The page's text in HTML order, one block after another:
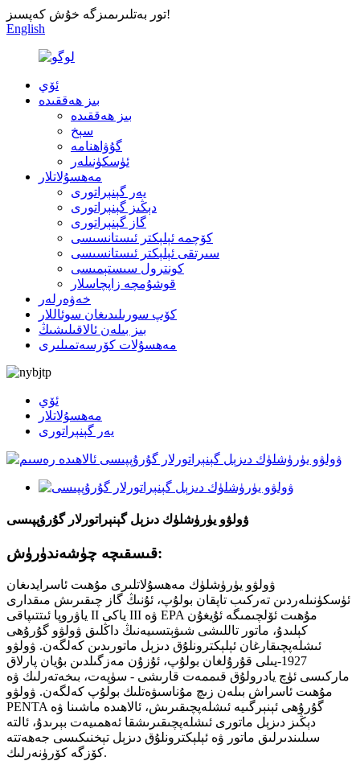
تور بەتلىرىمىزگە خۇش كەپسىز!
English
ئۆي
بىز ھەققىدە
بىز ھەققىدە
سېخ
گۇۋاھنامە
ئۈسكۈنىلەر
مەھسۇلاتلار
يەر گېنېراتورى
دېڭىز گېنېراتورى
گاز گېنېراتورى
كۆچمە ئېلېكتر ئىستانسىسى
سىرتقى ئېلېكتر ئىستانسىسى
كونترول سىستېمىسى
قوشۇمچە زاپچاسلار
خەۋەرلەر
كۆپ سورىلىدىغان سوئاللار
بىز بىلەن ئالاقىلىشىڭ
مەھسۇلات كۆرسەتمىلىرى
ئۆي
مەھسۇلاتلار
يەر گېنېراتورى
ۋولۋو يۈرۈشلۈك دىزېل گېنېراتورلار گۇرۇپپىسى
قىسقىچە چۈشەندۈرۈش:
ۋولۋو يۈرۈشلۈك مەھسۇلاتلىرى مۇھىت ئاسرايدىغان
ئۈسكۈنىلەردىن تەركىب تاپقان بولۇپ، ئۇنىڭ گاز چىقىرىش مىقدارى
ياۋروپا ئىتتىپاقى II ياكى III ۋە EPA مۇھىت ئۆلچىمىگە ئۇيغۇن
كېلىدۇ، ماتور تاللىشى شىۋېتسىيەنىڭ داڭلىق ۋولۋو گۇرۇھى
ئىشلەپچىقارغان ئېلېكترونلۇق دىزېل ماتورىدىن كەلگەن. ۋولۋو
1927-يىلى قۇرۇلغان بولۇپ، ئۇزۇن مەزگىلدىن بۇيان پارلاق
ماركىسى ئۈچ يادرولۇق قىممەت قارىشى - سۈپەت، بىخەتەرلىك ۋە
مۇھىت ئاسراش بىلەن زىچ مۇناسىۋەتلىك بولۇپ كەلگەن. ۋولۋو
PENTA گۇرۇھى ئېنېرگىيە ئىشلەپچىقىرىش، ئالاھىدە ماشىنا ۋە
دېڭىز دىزېل ماتورى ئىشلەپچىقىرىشقا ئەھمىيەت بېرىدۇ، ئالتە
سىلىندىرلىق ماتور ۋە ئېلېكترونلۇق دىزېل تېخنىكىسى جەھەتتە
كۆزگە كۆرۈنەرلىك.